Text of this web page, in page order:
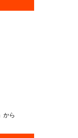
から